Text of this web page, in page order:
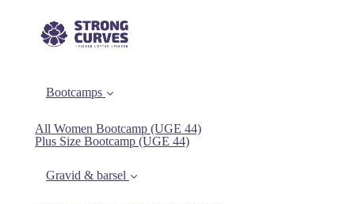
Bootcamps
All Women Bootcamp (UGE 44)
Plus Size Bootcamp (UGE 44)
Gravid & barsel